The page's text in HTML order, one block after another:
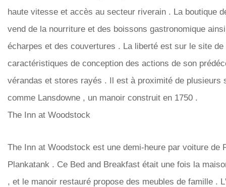
haute vitesse et accès au secteur riverain . La boutique
vend de la nourriture et des boissons gastronomique
écharpes et des couvertures . La liberté est sur ​​le site
caractéristiques de conception des actions de son
vérandas et stores rayés . Il est à proximité de plusieurs
comme Lansdowne , un manoir construit en 1750 .
The Inn at Woodstock
The Inn at Woodstock est une demi-heure par voiture de
Plankatank . Ce Bed and Breakfast était une fois la
, et le manoir restauré propose des meubles de famille .